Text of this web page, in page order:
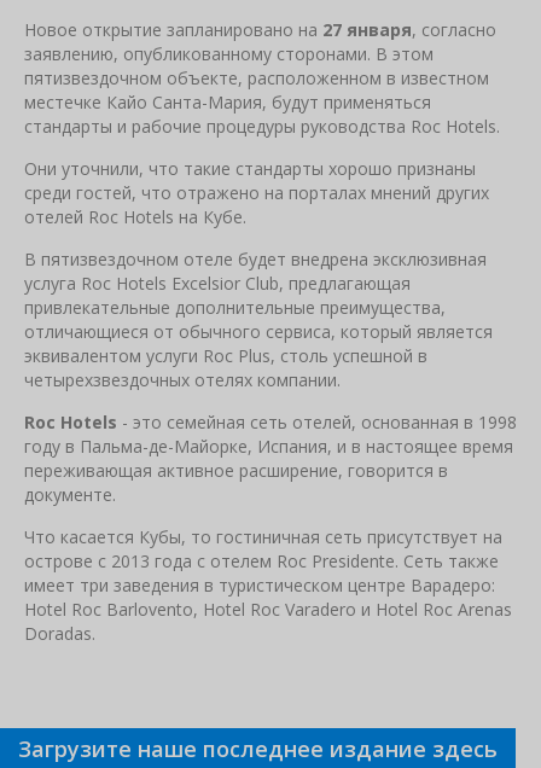
Новое открытие запланировано на 27 января, согласно
заявлению, опубликованному сторонами. В этом
пятизвездочном объекте, расположенном в известном
местечке Кайо Санта-Мария, будут применяться
стандарты и рабочие процедуры руководства Roc Hotels.
Они уточнили, что такие стандарты хорошо признаны
среди гостей, что отражено на порталах мнений других
отелей Roc Hotels на Кубе.
В пятизвездочном отеле будет внедрена эксклюзивная
услуга Roc Hotels Excelsior Club, предлагающая
привлекательные дополнительные преимущества,
отличающиеся от обычного сервиса, который является
эквивалентом услуги Roc Plus, столь успешной в
четырехзвездочных отелях компании.
Roc Hotels - это семейная сеть отелей, основанная в 1998
году в Пальма-де-Майорке, Испания, и в настоящее время
переживающая активное расширение, говорится в
документе.
Что касается Кубы, то гостиничная сеть присутствует на
острове с 2013 года с отелем Roc Presidente. Сеть также
имеет три заведения в туристическом центре Варадеро:
Hotel Roc Barlovento, Hotel Roc Varadero и Hotel Roc Arenas
Doradas.
Связанные новости
Загрузите наше последнее издание здесь